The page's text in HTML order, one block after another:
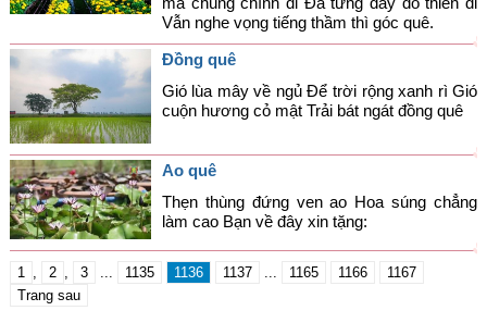
Vẫn nghe vọng tiếng thầm thì góc quê.
Đồng quê
Gió lùa mây về ngủ Để trời rộng xanh rì Gió
cuộn hương cỏ mật Trải bát ngát đồng quê
Ao quê
Thẹn thùng đứng ven ao Hoa súng chẳng
làm cao Bạn về đây xin tặng:
1 2 3 1135 1136 1137 1165 1166
1167
Trang sau